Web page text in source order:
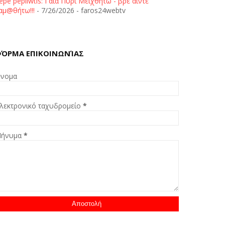
- 7/26/2026 - faros24webtv
ΕΠΙΚΟΙΝΩΝΊΑΣ
ταχυδρομείο*
*